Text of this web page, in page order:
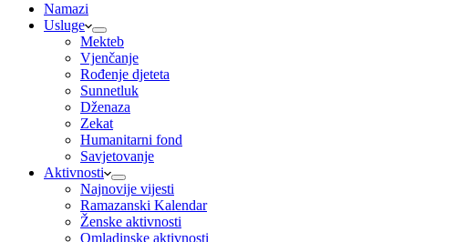
Namazi
Usluge
Mekteb
Vjenčanje
Rođenje djeteta
Sunnetluk
Dženaza
Zekat
Humanitarni fond
Savjetovanje
Aktivnosti
Najnovije vijesti
Ramazanski Kalendar
Ženske aktivnosti
Omladinske aktivnosti